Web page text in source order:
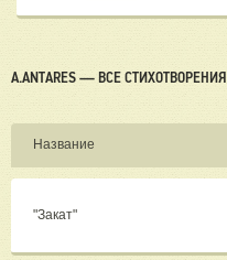
A.ANTARES — ВСЕ СТИХОТВОРЕНИЯ
Название
"Закат"